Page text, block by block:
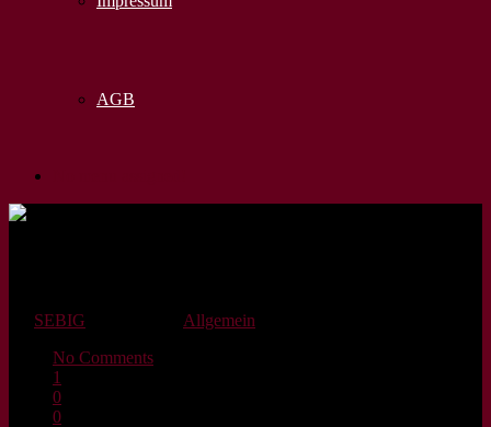
AGB
SEBIG
Allgemein
No Comments
1
0
0